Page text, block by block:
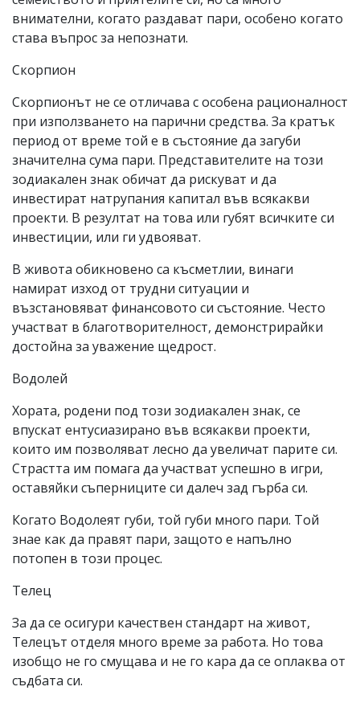
внимателни, когато раздават пари, особено когато
става въпрос за непознати.
Скорпион
Скорпионът не се отличава с особена рационалност
при използването на парични средства. За кратък
период от време той е в състояние да загуби
значителна сума пари. Представителите на този
зодиакален знак обичат да рискуват и да
инвестират натрупания капитал във всякакви
проекти. В резултат на това или губят всичките си
инвестиции, или ги удвояват.
В живота обикновено са късметлии, винаги
намират изход от трудни ситуации и
възстановяват финансовото си състояние. Често
участват в благотворителност, демонстрирайки
достойна за уважение щедрост.
Водолей
Хората, родени под този зодиакален знак, се
впускат ентусиазирано във всякакви проекти,
които им позволяват лесно да увеличат парите си.
Страстта им помага да участват успешно в игри,
оставяйки съперниците си далеч зад гърба си.
Когато Водолеят губи, той губи много пари. Той
знае как да правят пари, защото е напълно
потопен в този процес.
Телец
За да се осигури качествен стандарт на живот,
Телецът отделя много време за работа. Но това
изобщо не го смущава и не го кара да се оплаква от
съдбата си.